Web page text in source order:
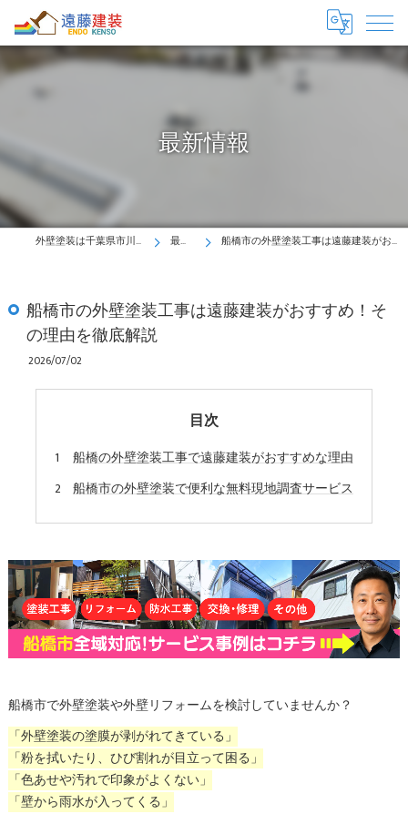
最新情報
外壁塗装は千葉県市川市の遠藤建装へ！ 最新情報 船橋市の外壁塗装工事は遠藤建装がおすすめ！その理由を徹底解説
船橋市の外壁塗装工事は遠藤建装がおすすめ！そ
の理由を徹底解説
2026/07/02
目次
船橋の外壁塗装工事で遠藤建装がおすすめな理由
船橋市の外壁塗装で便利な無料現地調査サービス
船橋市で外壁塗装や外壁リフォームを検討していませんか？
「外壁塗装の塗膜が剥がれてきている」
「粉を拭いたり、ひび割れが目立って困る」
「色あせや汚れで印象がよくない」
「壁から雨水が入ってくる」